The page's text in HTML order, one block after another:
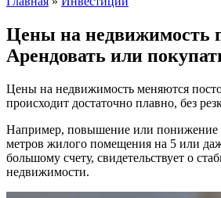
Цены на недвижимость
Арендовать или
Цены на недвижимость меняются
происходит достаточно плавно, без
Например, повышение или понижение
метров жилого помещения на 5 или
большому счету, свидетельствует о
недвижимости.